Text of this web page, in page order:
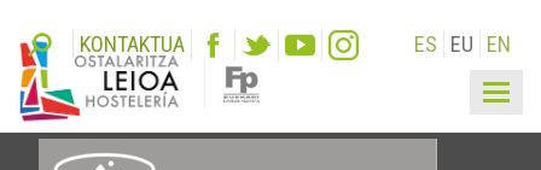
KONTAKTUA ES EU EN